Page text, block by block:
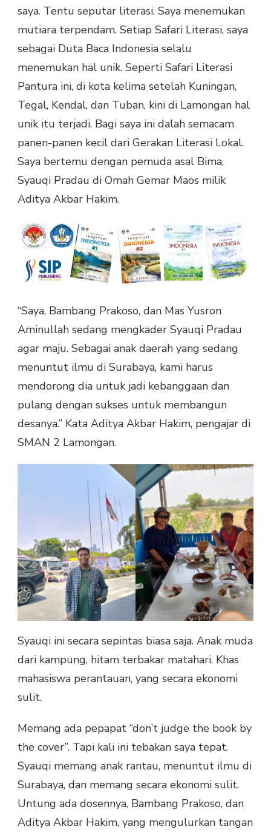
saya. Tentu seputar literasi. Saya menemukan
mutiara terpendam. Setiap Safari Literasi, saya
sebagai Duta Baca Indonesia selalu
menemukan hal unik. Seperti Safari Literasi
Pantura ini, di kota kelima setelah Kuningan,
Tegal, Kendal, dan Tuban, kini di Lamongan hal
unik itu terjadi. Bagi saya ini dalah semacam
panen-panen kecil dari Gerakan Literasi Lokal.
Saya bertemu dengan pemuda asal Bima,
Syauqi Pradau di Omah Gemar Maos milik
Aditya Akbar Hakim.
“Saya, Bambang Prakoso, dan Mas Yusron
Aminullah sedang mengkader Syauqi Pradau
agar maju. Sebagai anak daerah yang sedang
menuntut ilmu di Surabaya, kami harus
mendorong dia untuk jadi kebanggaan dan
pulang dengan sukses untuk membangun
desanya.” Kata Aditya Akbar Hakim, pengajar di
SMAN 2 Lamongan.
Syauqi ini secara sepintas biasa saja. Anak muda
dari kampung, hitam terbakar matahari. Khas
mahasiswa perantauan, yang secara ekonomi
sulit.
Memang ada pepapat “don’t judge the book by
the cover”. Tapi kali ini tebakan saya tepat.
Syauqi memang anak rantau, menuntut ilmu di
Surabaya, dan memang secara ekonomi sulit.
Untung ada dosennya, Bambang Prakoso, dan
Aditya Akbar Hakim, yang mengulurkan tangan